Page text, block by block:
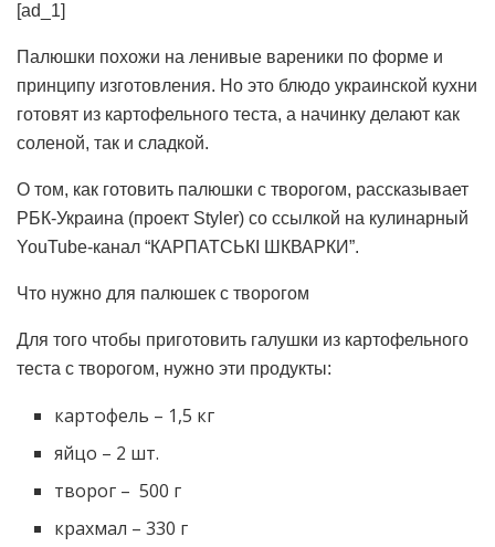
[ad_1]
Палюшки похожи на ленивые вареники по форме и
принципу изготовления. Но это блюдо украинской кухни
готовят из картофельного теста, а начинку делают как
соленой, так и сладкой.
О том, как готовить палюшки с творогом, рассказывает
РБК-Украина (проект Styler) со ссылкой на кулинарный
YouTube-канал “КАРПАТСЬКІ ШКВАРКИ”.
Что нужно для палюшек с творогом
Для того чтобы приготовить галушки из картофельного
теста с творогом, нужно эти продукты:
картофель – 1,5 кг
яйцо – 2 шт.
творог – 500 г
крахмал – 330 г